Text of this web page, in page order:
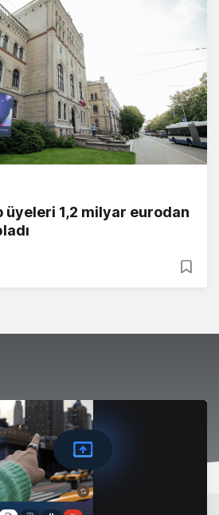
üyeleri 1,2 milyar eurodan